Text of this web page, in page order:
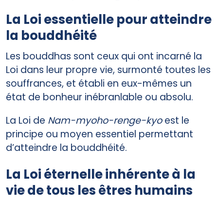
La Loi essentielle pour atteindre
la bouddhéité
Les bouddhas sont ceux qui ont incarné la
Loi dans leur propre vie, surmonté toutes les
souffrances, et établi en eux-mêmes un
état de bonheur inébranlable ou absolu.
La Loi de Nam-myoho-renge-kyoest le
principe ou moyen essentiel permettant
d’atteindre la bouddhéité.
La Loi éternelle inhérente à la
vie de tous les êtres humains